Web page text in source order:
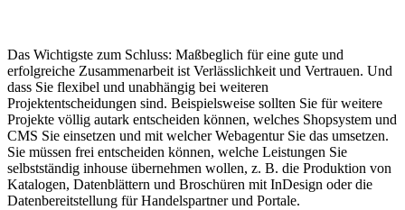
Das Wichtigste zum Schluss: Maßbeglich für eine gute und
erfolgreiche Zusammenarbeit ist Verlässlichkeit und Vertrauen. Und
dass Sie flexibel und unabhängig bei weiteren
Projektentscheidungen sind. Beispielsweise sollten Sie für weitere
Projekte völlig autark entscheiden können, welches Shopsystem und
CMS Sie einsetzen und mit welcher Webagentur Sie das umsetzen.
Sie müssen frei entscheiden können, welche Leistungen Sie
selbstständig inhouse übernehmen wollen, z. B. die Produktion von
Katalogen, Datenblättern und Broschüren mit InDesign oder die
Datenbereitstellung für Handelspartner und Portale.